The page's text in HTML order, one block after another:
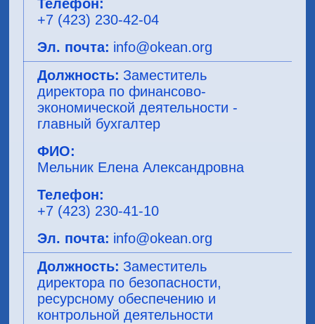
+7 (423) 230-42-04
info@okean.org
Заместитель
директора по финансово-
экономической деятельности -
главный бухгалтер
Мельник Елена Александровна
+7 (423) 230-41-10
info@okean.org
Заместитель
директора по безопасности,
ресурсному обеспечению и
контрольной деятельности